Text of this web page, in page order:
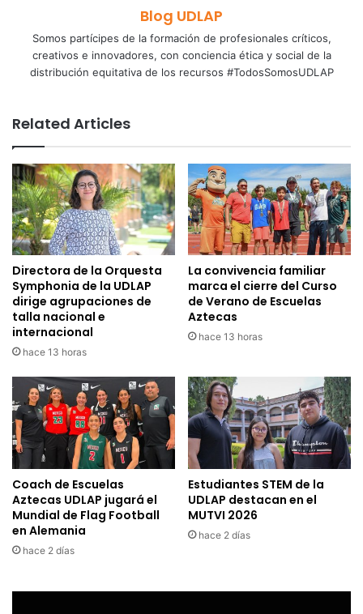
Blog UDLAP
Somos partícipes de la formación de profesionales críticos,
creativos e innovadores, con conciencia ética y social de la
distribución equitativa de los recursos #TodosSomosUDLAP
Related Articles
Directora de la Orquesta
Symphonia de la UDLAP
dirige agrupaciones de
talla nacional e
internacional
hace 13 horas
La convivencia familiar
marca el cierre del Curso
de Verano de Escuelas
Aztecas
hace 13 horas
Coach de Escuelas
Aztecas UDLAP jugará el
Mundial de Flag Football
en Alemania
hace 2 días
Estudiantes STEM de la
UDLAP destacan en el
MUTVI 2026
hace 2 días